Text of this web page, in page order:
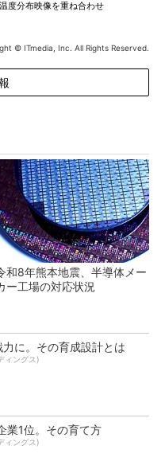
度分布映像を重ね合わせ
© ITmedia, Inc. All Rights Reserved.
和8年熊本地震、半導体メー
ー工場の対応状況
に。その育成設計とは
ィングス)
業1位。その育て方
ィングス)